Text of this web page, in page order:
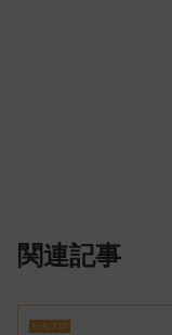
関連記事
いちプロ